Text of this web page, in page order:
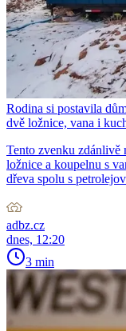
Rodina si postavila
dvě ložnice, vana i
Tento zvenku zdánlivě
ložnice a koupelnu s
dřeva spolu s
adbz.cz
dnes, 12:20
3 min